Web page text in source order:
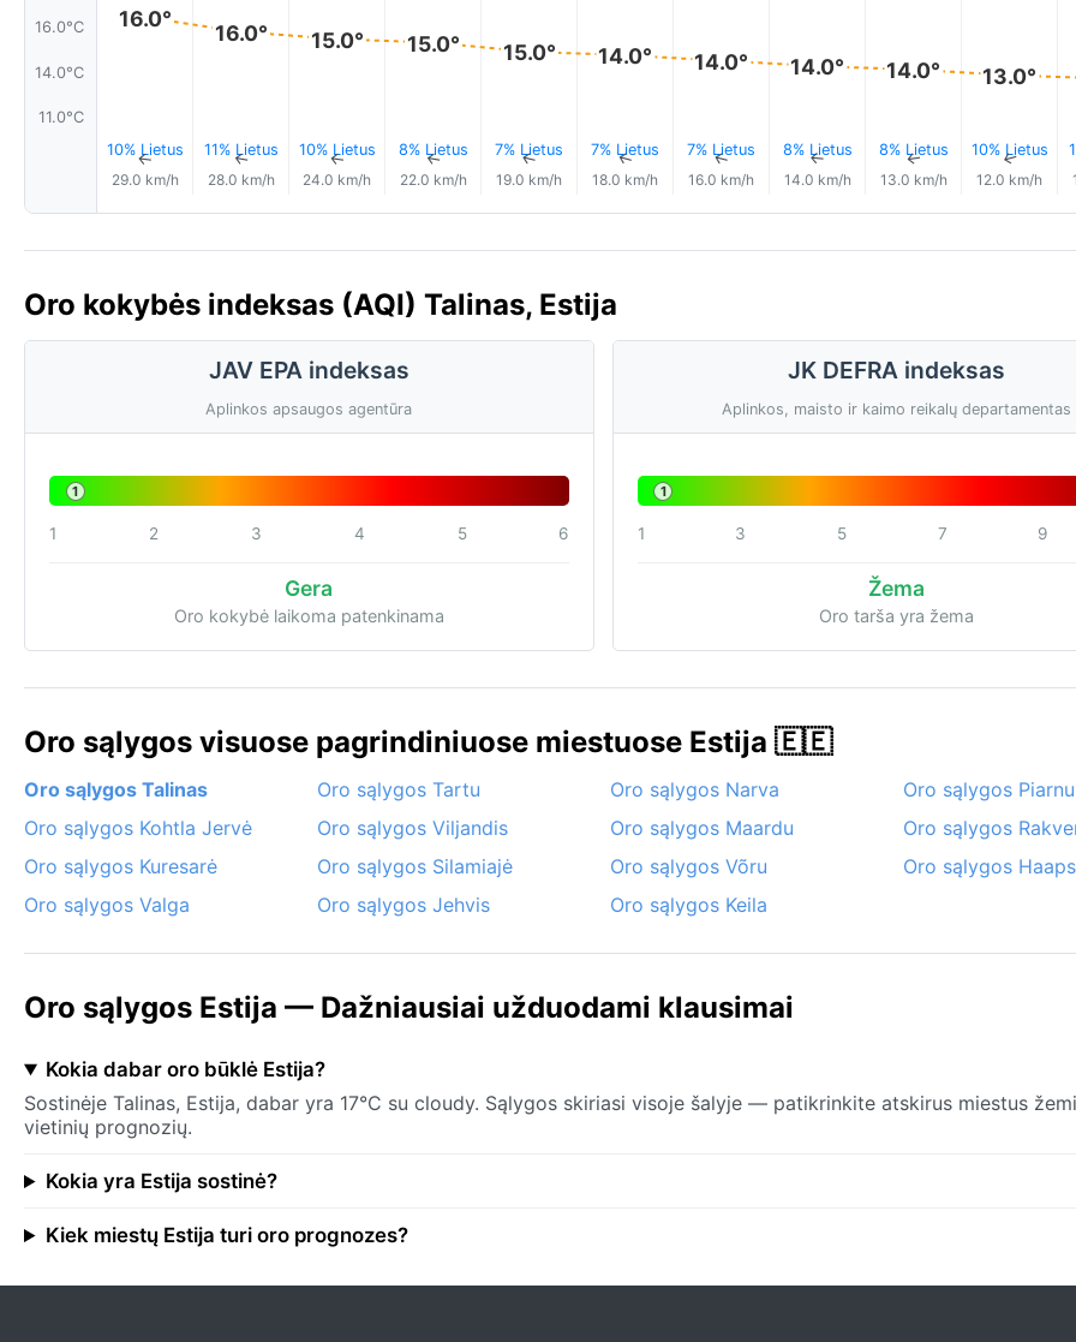
16.0°C
14.0°C
11.0°C
16.0°
10% Lietus
↑
29.0 km/h
16.0°
11% Lietus
↑
28.0 km/h
15.0°
10% Lietus
↑
24.0 km/h
15.0°
8% Lietus
↑
22.0 km/h
15.0°
7% Lietus
↑
19.0 km/h
14.0°
7% Lietus
↑
18.0 km/h
14.0°
7% Lietus
↑
16.0 km/h
14.0°
8% Lietus
↑
14.0 km/h
14.0°
8% Lietus
↑
13.0 km/h
13.0°
10% Lietus
↑
12.0 km/h
Oro kokybės indeksas (AQI) Talinas, Estija
JAV EPA indeksas
Aplinkos apsaugos agentūra
1
1 2 3 4 5 6
Gera
Oro kokybė laikoma patenkinama
JK DEFRA indeksas
Aplinkos, maisto ir kaimo reikalų departamentas
1
1 3 5 7 9
Žema
Oro tarša yra žema
Oro sąlygos visuose pagrindiniuose miestuose Estija 🇪🇪
Oro sąlygos Talinas Oro sąlygos Tartu Oro sąlygos Narva
Oro sąlygos Piarnu
Oro sąlygos Kohtla Jervė
Oro sąlygos Viljandis Oro sąlygos Maardu
Oro sąlygos
Oro sąlygos Kuresarė
Oro sąlygos Silamiajė Oro sąlygos Võru
Oro sąlygos
Oro sąlygos Valga
Oro sąlygos Jehvis Oro sąlygos Keila
Oro sąlygos Estija — Dažniausiai užduodami klausimai
Kokia dabar oro būklė Estija?
Sostinėje Talinas, Estija, dabar yra 17°C su cloudy. Sąlygos skiriasi visoje šalyje — patikrinkite atskirus miestus
vietinių prognozių.
Kokia yra Estija sostinė?
Kiek miestų Estija turi oro prognozes?